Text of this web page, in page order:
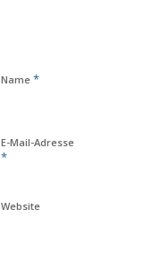
Name *
E-Mail-Adresse
*
Website